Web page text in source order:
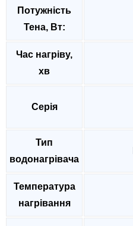
Потужність
Тена, Вт:
Час нагріву,
хв
Серія
Тип
водонагрівача
Температура
нагрівання